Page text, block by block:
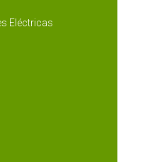
Eléctricas